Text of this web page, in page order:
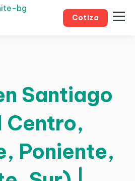
Cotiza
Santiago
Centro,
Poniente,